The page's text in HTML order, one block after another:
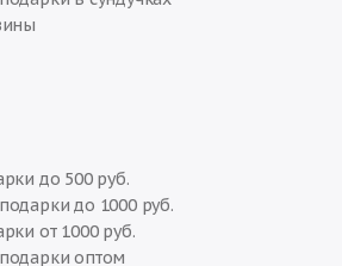
до 500 руб.
до 1000 руб.
от 1000 руб.
оптом